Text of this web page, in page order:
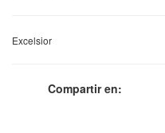
Excelsior
Compartir en: